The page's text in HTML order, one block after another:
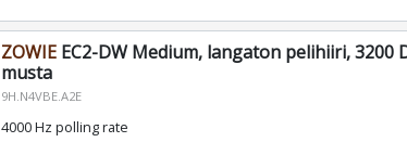
ZOWIEEC2-DW Medium, langaton pelihiiri, 3200
musta
9H.N4VBE.A2E
4000 Hz polling rate